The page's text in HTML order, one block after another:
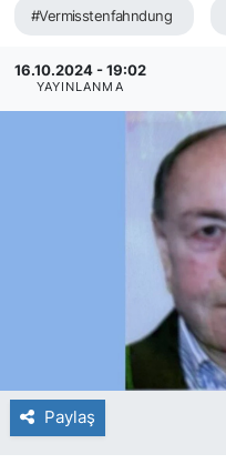
#Vermisstenfahndung
16.10.2024 - 19:02
YAYINLANMA
Paylaş